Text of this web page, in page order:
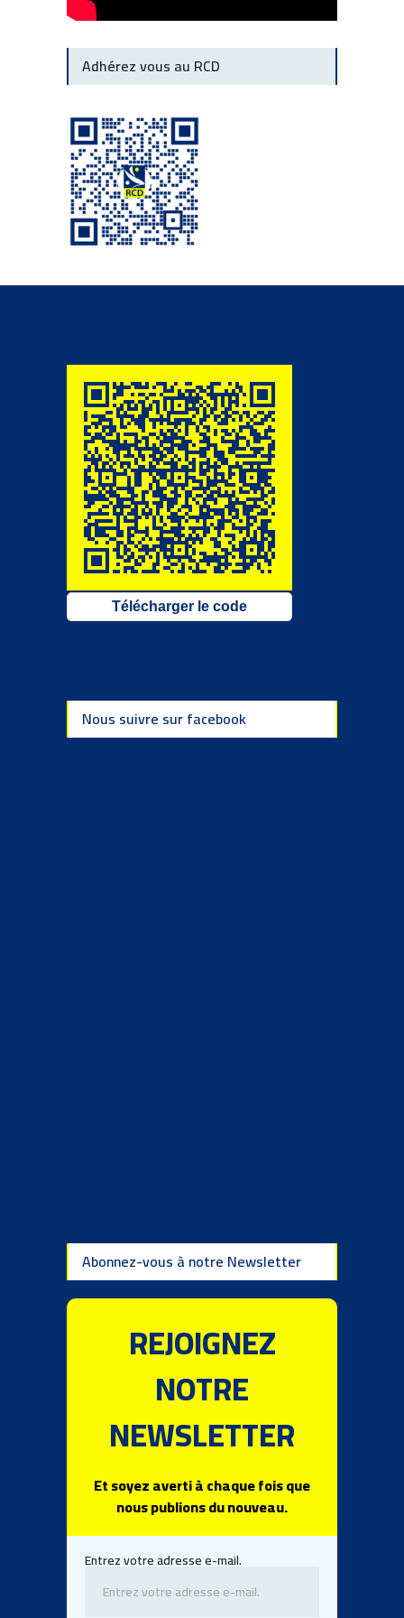
Adhérez vous au RCD
Télécharger le code
Nous suivre sur facebook
Abonnez-vous à notre Newsletter
REJOIGNEZ
NOTRE
NEWSLETTER
Et soyez averti à chaque fois que
nous publions du nouveau.
Entrez votre adresse e-mail.